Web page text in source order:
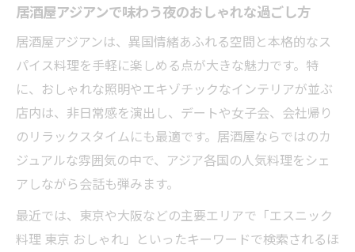
居酒屋アジアンで味わう夜のおしゃれな過ごし方
居酒屋アジアンは、異国情緒あふれる空間と本格的なス
パイス料理を手軽に楽しめる点が大きな魅力です。特
に、おしゃれな照明やエキゾチックなインテリアが並ぶ
店内は、非日常感を演出し、デートや女子会、会社帰り
のリラックスタイムにも最適です。居酒屋ならではのカ
ジュアルな雰囲気の中で、アジア各国の人気料理をシェ
アしながら会話も弾みます。
最近では、東京や大阪などの主要エリアで「エスニック
料理 東京 おしゃれ」といったキーワードで検索されるほ